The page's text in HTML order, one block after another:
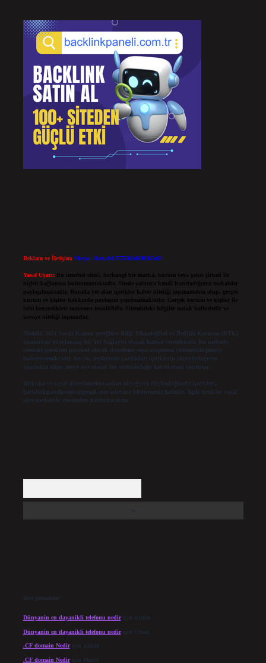
Reklam ve İletişim: Skype: live:.cid.575569c608265c69
Yasal Uyarı:
Bu internet sitesi, herhangi bir marka, kurum veya şahıs şirketi ile
hiçbir bağlantısı bulunmamaktadır. Sitede yalnızca kendi hazırladığımız makaleler
paylaşılmaktadır. Burada yer alan içerikler haber niteliği taşımamakta olup, gerçek
kurum ve kişiler hakkında paylaşım yapılmamaktadır. Gerçek kurum ve kişiler ile
isim benzerlikleri tamamen tesadüfidir. Sitemizdeki bilgiler taslak halindedir ve
tavsiye niteliği taşımazlar.
Sitemiz, 5651 Sayılı Kanun gereğince Bilgi Teknolojileri ve İletişim Kurumu (BTK)
tarafından onaylanmış bir Yer Sağlayıcı olarak hizmet vermektedir. Bu nedenle,
sitedeki içerikleri proaktif olarak denetleme veya araştırma yükümlülüğümüz
bulunmamaktadır. Ancak, üyelerimiz yazdıkları içeriklerin sorumluluğunu
taşımakta olup, siteye üye olarak bu sorumluluğu kabul etmiş sayılırlar.
Hukuka ve yasal düzenlemelere aykırı olduğunu düşündüğünüz içerikleri,
backlinkpanelicomtr@gmail.comadresine bildirmeniz halinde, ilgili içerikler yasal
süre içerisinde sitemizden kaldırılacaktır.
Son yorumlar
Dünyanin en dayanikli telefonu nediriçin admin
Dünyanin en dayanikli telefonu nediriçin Cesur
.CF domain Nediriçin admin
.CF domain Nediriçin Merve